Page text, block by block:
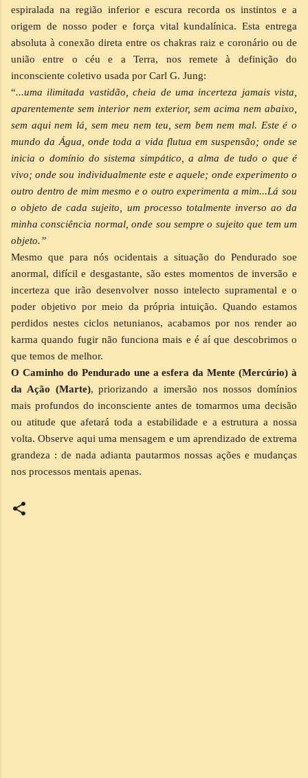
espiralada na região inferior e escura recorda os instintos e a
origem de nosso poder e força vital kundalínica. Esta entrega
absoluta à conexão direta entre os chakras raiz e coronário ou de
união entre o céu e a Terra, nos remete à definição do
inconsciente coletivo usada por Carl G. Jung:
“...uma ilimitada vastidão, cheia de uma incerteza jamais vista,
aparentemente sem interior nem exterior, sem acima nem abaixo,
sem aqui nem lá, sem meu nem teu, sem bem nem mal. Este é o
mundo da Água, onde toda a vida flutua em suspensão; onde se
inicia o domínio do sistema simpático, a alma de tudo o que é
vivo; onde sou individualmente este e aquele; onde experimento o
outro dentro de mim mesmo e o outro experimenta a mim...Lá sou
o objeto de cada sujeito, um processo totalmente inverso ao da
minha consciência normal, onde sou sempre o sujeito que tem um
objeto.”
Mesmo que para nós ocidentais a situação do Pendurado soe
anormal, difícil e desgastante, são estes momentos de inversão e
incerteza que irão desenvolver nosso intelecto supramental e o
poder objetivo por meio da própria intuição. Quando estamos
perdidos nestes ciclos netunianos, acabamos por nos render ao
karma quando fugir não funciona mais e é aí que descobrimos o
que temos de melhor.
O Caminho do Pendurado une a esfera da Mente (Mercúrio) à
da Ação (Marte), priorizando a imersão nos nossos domínios
mais profundos do inconsciente antes de tomarmos uma decisão
ou atitude que afetará toda a estabilidade e a estrutura a nossa
volta. Observe aqui uma mensagem e um aprendizado de extrema
grandeza : de nada adianta pautarmos nossas ações e mudanças
nos processos mentais apenas.